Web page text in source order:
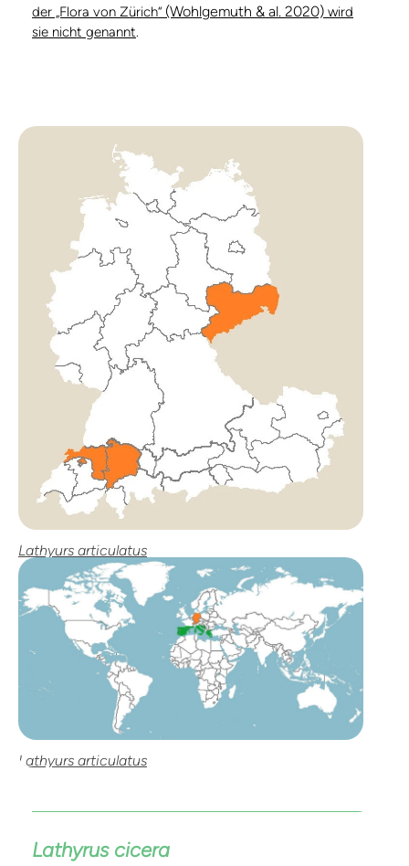
der „Flora von Zürich“ (Wohlgemuth & al. 2020) wird
sie nicht genannt.
Lathyurs articulatus
Lathyurs articulatus
Lathyrus cicera